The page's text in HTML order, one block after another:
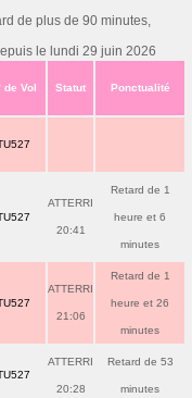
de plus de 90 minutes,
le lundi 29 juin 2026
de Vol Statut Ponctualité
ATTERRI
20:41
Retard de 1
heure et 6
minutes
ATTERRI
21:06
Retard de 1
heure et 26
minutes
ATTERRI
20:28
Retard de 53
minutes